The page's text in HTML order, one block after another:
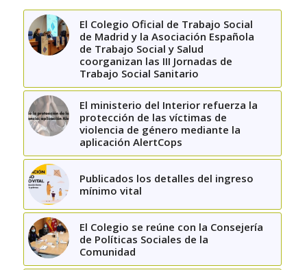
El Colegio Oficial de Trabajo Social
de Madrid y la Asociación Española
de Trabajo Social y Salud
coorganizan las III Jornadas de
Trabajo Social Sanitario
El ministerio del Interior refuerza la
protección de las víctimas de
violencia de género mediante la
aplicación AlertCops
Publicados los detalles del ingreso
mínimo vital
El Colegio se reúne con la Consejería
de Políticas Sociales de la
Comunidad